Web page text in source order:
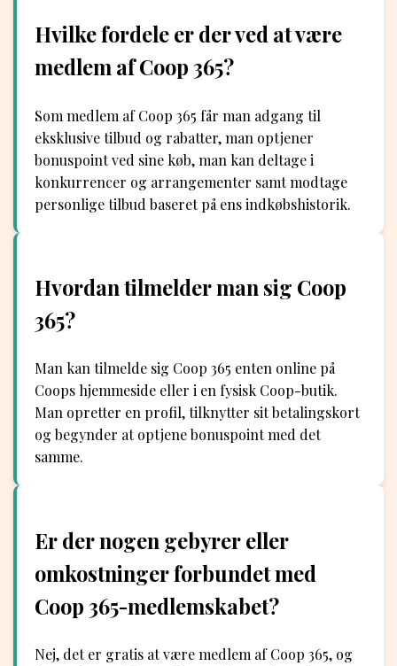
Hvilke fordele er der ved at være
medlem af Coop 365?
Som medlem af Coop 365 får man adgang til
eksklusive tilbud og rabatter, man optjener
bonuspoint ved sine køb, man kan deltage i
konkurrencer og arrangementer samt modtage
personlige tilbud baseret på ens indkøbshistorik.
Hvordan tilmelder man sig Coop
365?
Man kan tilmelde sig Coop 365 enten online på
Coops hjemmeside eller i en fysisk Coop-butik.
Man opretter en profil, tilknytter sit betalingskort
og begynder at optjene bonuspoint med det
samme.
Er der nogen gebyrer eller
omkostninger forbundet med
Coop 365-medlemskabet?
Nej, det er gratis at være medlem af Coop 365, og